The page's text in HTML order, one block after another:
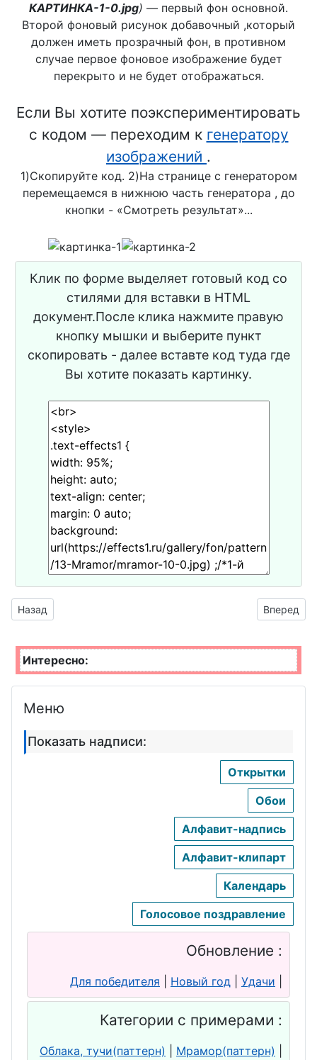
КАРТИНКА-1-0.jpg) — первый фон основной.
Второй фоновый рисунок добавочный ,который
должен иметь прозрачный фон, в противном
случае первое фоновое изображение будет
перекрыто и не будет отображаться.
Если Вы хотите поэкспериментировать
с кодом — переходим к генератору
изображений .
1)Скопируйте код. 2)На странице с генератором
перемещаемся в нижнюю часть генератора , до
кнопки - «Смотреть результат»...
Клик по форме выделяет готовый код со
стилями для вставки в HTML
документ.После клика нажмите правую
кнопку мышки и выберите пункт
скопировать - далее вставте код туда где
Вы хотите показать картинку.
Предыдущий материал: мраморный бежевый узор с
Назад Вперед
Интересно:
Меню
Показать надписи:
Открытки
Обои
Алфавит-надпись
Алфавит-клипарт
Календарь
Голосовое поздравление
Обновление :
Для победителя Новый год Удачи
Категории с примерами :
Облака, тучи(паттерн) Мрамор(паттерн)